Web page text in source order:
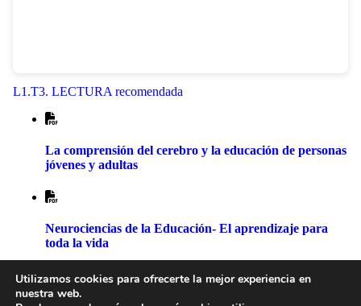
L1.T3. LECTURA recomendada
La comprensión del cerebro y la educación de personas
jóvenes y adultas
Neurociencias de la Educación- El aprendizaje para
toda la vida
1 2 3
Utilizamos cookies para ofrecerte la mejor experiencia en
nuestra web.